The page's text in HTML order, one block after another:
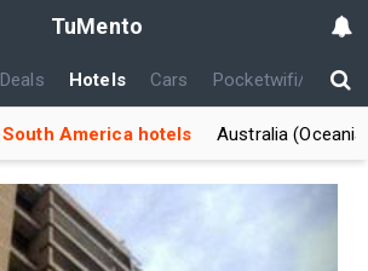
TuMento
Deals Hotels Cars Pocketwifi/USIM
South America hotels Australia